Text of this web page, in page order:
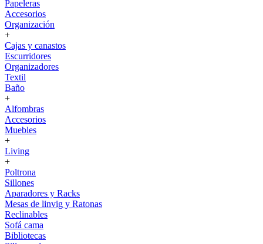
Papeleras
Accesorios
Organización
+
Cajas y canastos
Escurridores
Organizadores
Textil
Baño
+
Alfombras
Accesorios
Muebles
+
Living
+
Poltrona
Sillones
Aparadores y Racks
Mesas de linvig y Ratonas
Reclinables
Sofá cama
Bibliotecas